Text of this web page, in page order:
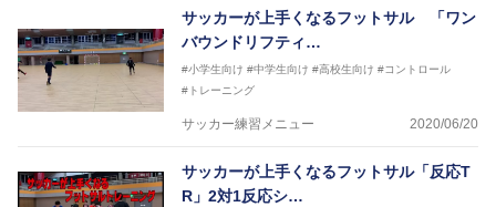
2015年 - 2017年 スーパースポーツゼビオFリーグア
ンバサダー
2020年 -東京ヴェルディフットサルチームＳＤ（総監
督）
サッカーが上手くなるために始めたフットサル
今までと比べ物にならない位サッカーが上手くなり、
その過程でフットサルの奥深さに魅了されフットサル
そのフットサルで、日本代表、イタリアセリエＡでプ
レーをするまでになった経験を、より多くの子供たち
サッカーが上手くなるフットサル 「ワン
バウンドリフティ…
#小学生向け #中学生向け #高校生向け #コントロール
#トレーニング
サッカー練習メニュー 2020/06/20
サッカーが上手くなるフットサル「反応T
R」2対1反応シ…